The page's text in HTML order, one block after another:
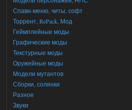
Спавн-меню, читы, софт
Торрент, RePack, Мод
Геймплейные моды
Графические моды
Текстурные моды
Оружейные моды
Модели мутантов
Сборки, солянки
Разное
Звуки